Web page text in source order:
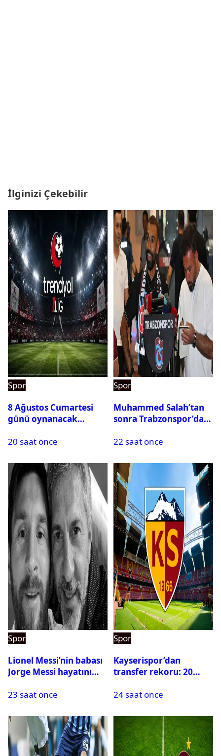
İlginizi Çekebilir
Spor
8 Ağustos Cumartesi
günü oynanacak
20 saat önce
Spor
Muhammed Salah’tan
sonra Trabzonspor’dan
22 saat önce
Spor
Lionel Messi’nin babası
Jorge Messi hayatını
23 saat önce
Spor
Kayserispor’dan
transfer rekoru: 20
24 saat önce